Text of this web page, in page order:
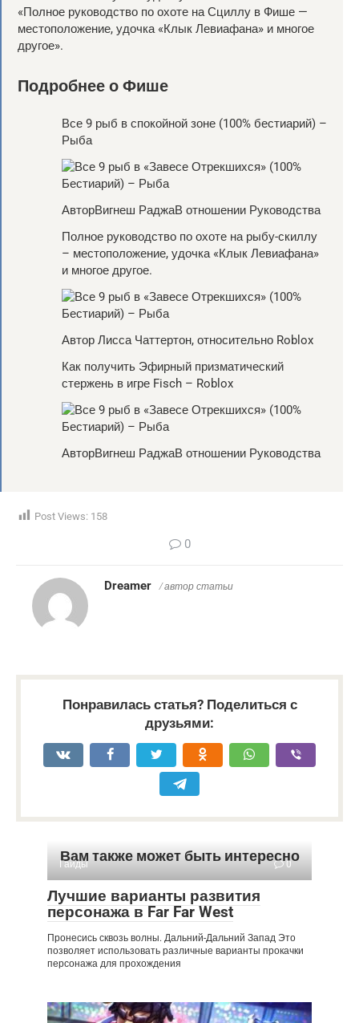
«Полное руководство по охоте на Сциллу в Фише —
местоположение, удочка «Клык Левиафана» и многое
другое».
Подробнее о Фише
Все 9 рыб в спокойной зоне (100% бестиарий) –
Рыба
АвторВигнеш РаджаВ отношении Руководства
Полное руководство по охоте на рыбу-скиллу
– местоположение, удочка «Клык Левиафана»
и многое другое.
Автор Лисса Чаттертон, относительно Roblox
Как получить Эфирный призматический
стержень в игре Fisch – Roblox
АвторВигнеш РаджаВ отношении Руководства
Post Views: 158
0
Dreamer / автор статьи
Понравилась статья? Поделиться с
друзьями:
Вам также может быть интересно
Гайды 0
Лучшие варианты развития
персонажа в Far Far West
Пронесись сквозь волны. Дальний-Дальний Запад Это
позволяет использовать различные варианты прокачки
персонажа для прохождения